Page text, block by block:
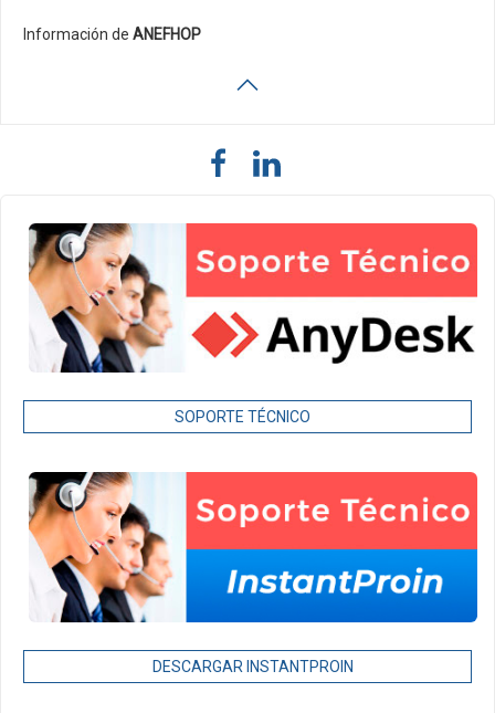
Información de ANEFHOP
SOPORTE TÉCNICO
DESCARGAR INSTANTPROIN